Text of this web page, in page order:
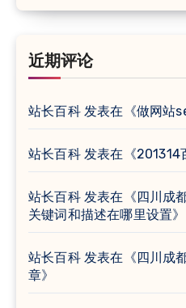
近期评论
站长百科发表在《做网站
站长百科发表在《201314
站长百科发表在《四川成
关键词和描述在哪里设置》
站长百科发表在《四川成
章》